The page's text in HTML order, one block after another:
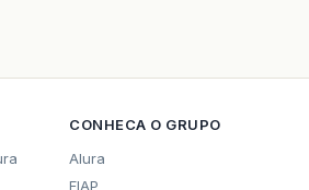
CONHECA O GRUPO
Alura
FIAP